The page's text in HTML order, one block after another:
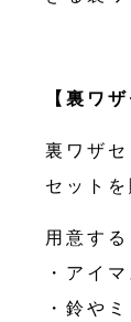
【裏ワ
裏ワザ
セット
用意する
・アイ
・鈴や